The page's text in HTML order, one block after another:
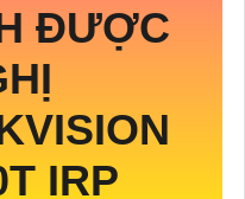
ĐƯỢC
IRP